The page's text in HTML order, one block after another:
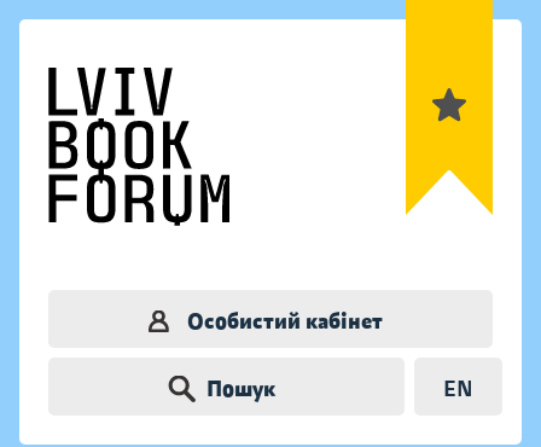
Особистий кабінет
Пошук EN